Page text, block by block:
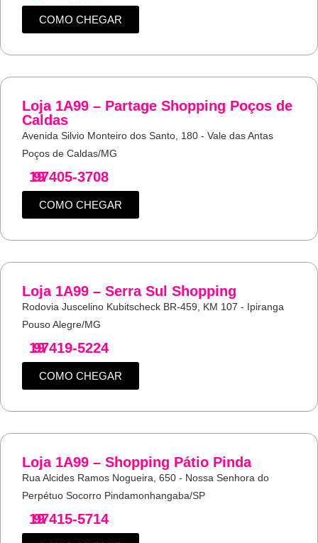
COMO CHEGAR
Loja 1A99 – Partage Shopping Poços de
Caldas
Avenida Silvio Monteiro dos Santo, 180 - Vale das Antas
Poços de Caldas/MG
19
97405-3708
COMO CHEGAR
Loja 1A99 – Serra Sul Shopping
Rodovia Juscelino Kubitscheck BR-459, KM 107 - Ipiranga
Pouso Alegre/MG
19
97419-5224
COMO CHEGAR
Loja 1A99 – Shopping Pátio Pinda
Rua Alcides Ramos Nogueira, 650 - Nossa Senhora do
Perpétuo Socorro Pindamonhangaba/SP
19
97415-5714